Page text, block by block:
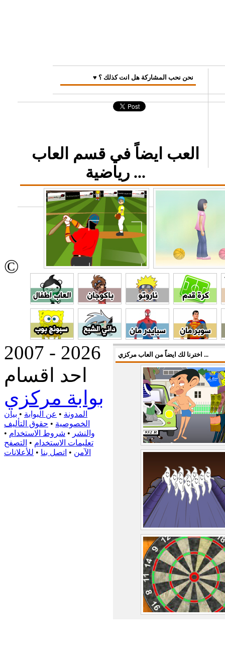
♥ نحن نحب المشاركة هل انت كذلك ؟
العب ايضاً في قسم العاب
رياضية ...
اخترنا لك ايضاً من العاب مركزي ...
©
2007 - 2026
احد اقسام
بوابة مركزي
المدونة • عن البوابة • بيان
الخصوصية • حقوق التأليف
والنشر • شروط الاستخدام •
تعليمات الاستخدام • التصفح
الآمن • اتصل بنا • للأعلانات